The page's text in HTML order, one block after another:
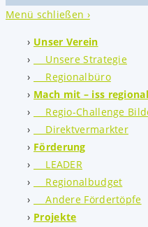
Menü schließen ›
Unser Verein
Unsere Strategie
Regionalbüro
Mach mit – iss
Regio-Challenge
Direktvermarkter
Förderung
LEADER
Regionalbudget
Andere Fördertöpfe
Projekte